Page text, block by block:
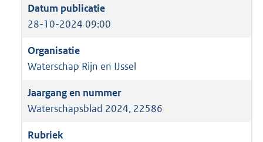
28-10-2024 09:00
Waterschap Rijn en IJssel
Waterschapsblad 2024, 22586